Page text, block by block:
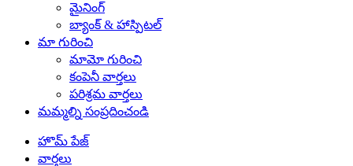
మైనింగ్
బ్యాంక్ & హాస్పిటల్
మా గురించి
మామో గురించి
కంపెనీ వార్తలు
పరిశ్రమ వార్తలు
మమ్మల్ని సంప్రదించండి
హొమ్ పేజ్
వార్తలు